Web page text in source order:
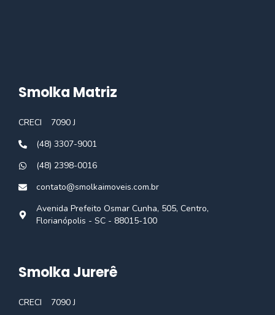
Smolka Matriz
CRECI
7090 J
(48) 3307-9001
(48) 2398-0016
contato@smolkaimoveis.com.br
Avenida Prefeito Osmar Cunha, 505, Centro,
Florianópolis - SC - 88015-100
Smolka Jurerê
CRECI
7090 J